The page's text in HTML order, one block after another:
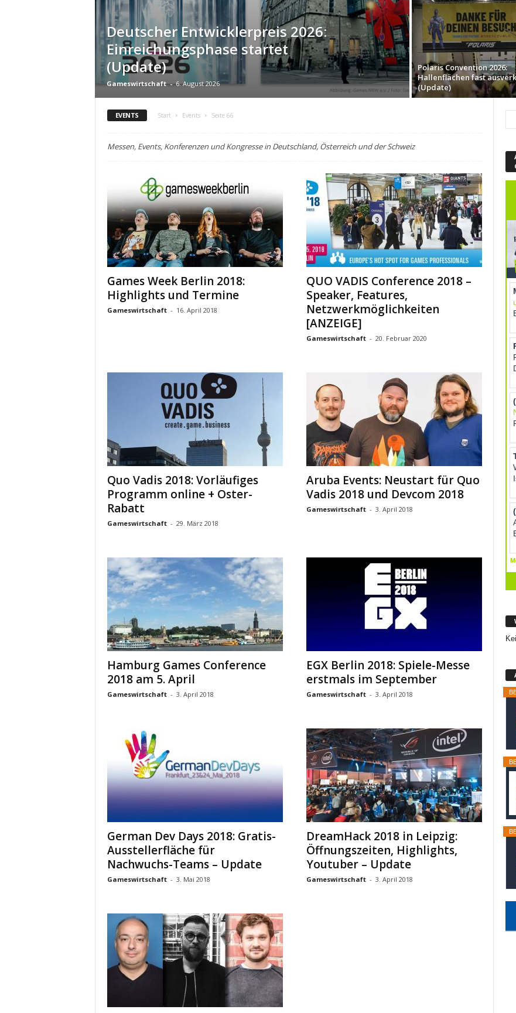
Deutscher Entwicklerpreis 2026:
Einreichungsphase startet
(Update)
Gameswirtschaft - 6. August 2026
Polaris Convention 2026:
Hallenflächen fast
(Update)
EVENTS Start Events Seite 66
Messen, Events, Konferenzen und Kongresse in Deutschland, Österreich und der Schweiz
Games Week Berlin 2018:
Highlights und Termine
Gameswirtschaft - 16. April 2018
QUO VADIS Conference 2018 –
Speaker, Features,
Netzwerkmöglichkeiten
[ANZEIGE]
Gameswirtschaft - 20. Februar 2020
Quo Vadis 2018: Vorläufiges
Programm online + Oster-
Rabatt
Gameswirtschaft - 29. März 2018
Aruba Events: Neustart für Quo
Vadis 2018 und Devcom 2018
Gameswirtschaft - 3. April 2018
Hamburg Games Conference
2018 am 5. April
Gameswirtschaft - 3. April 2018
EGX Berlin 2018: Spiele-Messe
erstmals im September
Gameswirtschaft - 3. April 2018
German Dev Days 2018: Gratis-
Ausstellerfläche für
Nachwuchs-Teams – Update
Gameswirtschaft - 3. Mai 2018
DreamHack 2018 in Leipzig:
Öffnungszeiten, Highlights,
Youtuber – Update
Gameswirtschaft - 3. April 2018